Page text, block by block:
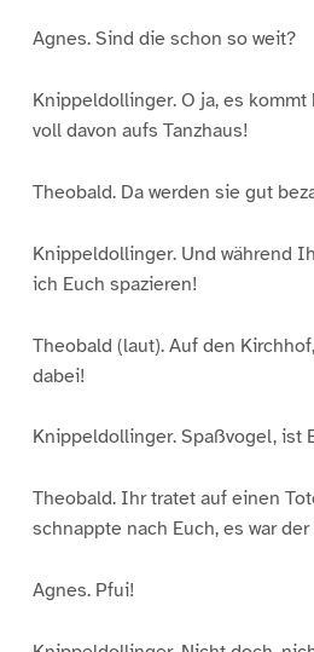
Agnes. Sind die schon so weit?
Knippeldollinger. O ja, es
voll davon aufs Tanzhaus!
Theobald. Da werden sie gut
Knippeldollinger. Und während
ich Euch spazieren!
Theobald (laut). Auf den
dabei!
Knippeldollinger. Spaßvogel, ist
Theobald. Ihr tratet auf einen
schnappte nach Euch, es war
Agnes. Pfui!